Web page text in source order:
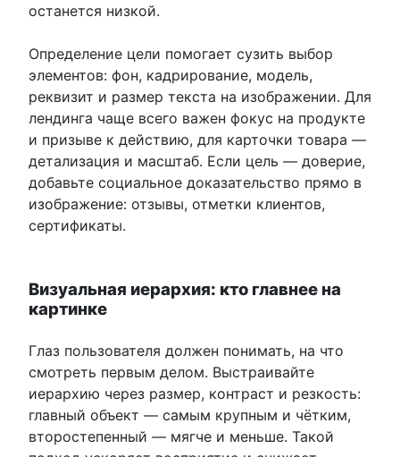
останется низкой.
Определение цели помогает сузить выбор
элементов: фон, кадрирование, модель,
реквизит и размер текста на изображении. Для
лендинга чаще всего важен фокус на продукте
и призыве к действию, для карточки товара —
детализация и масштаб. Если цель — доверие,
добавьте социальное доказательство прямо в
изображение: отзывы, отметки клиентов,
сертификаты.
Визуальная иерархия: кто главнее на
картинке
Глаз пользователя должен понимать, на что
смотреть первым делом. Выстраивайте
иерархию через размер, контраст и резкость:
главный объект — самым крупным и чётким,
второстепенный — мягче и меньше. Такой